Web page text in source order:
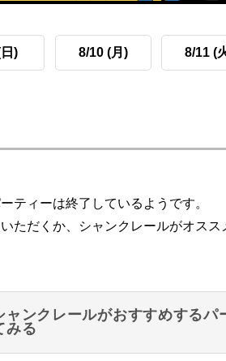
) 8/10 (月) 8/11 (
ティーは終了しているようです。
ただくか、シャンクレールがオス
ャンクレールがおすすめするパ
みる